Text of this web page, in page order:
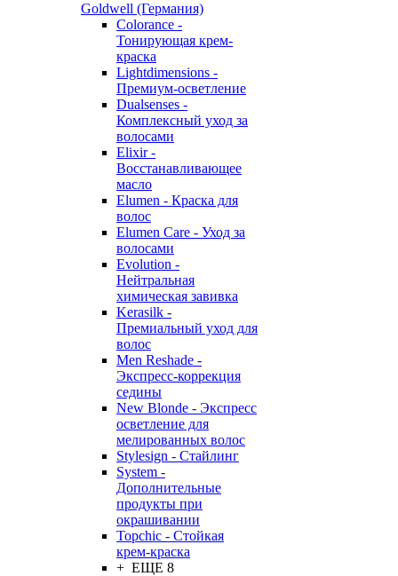
Goldwell (Германия)
Colorance -
Тонирующая крем-
краска
Lightdimensions -
Премиум-осветление
Dualsenses -
Комплексный уход за
волосами
Elixir -
Восстанавливающее
масло
Elumen - Краска для
волос
Elumen Care - Уход за
волосами
Evolution -
Нейтральная
химическая завивка
Kerasilk -
Премиальный уход для
волос
Men Reshade -
Экспресс-коррекция
седины
New Blonde - Экспресс
осветление для
мелированных волос
Stylesign - Стайлинг
System -
Дополнительные
продукты при
окрашивании
Topchic - Стойкая
крем-краска
+ ЕЩЕ 8